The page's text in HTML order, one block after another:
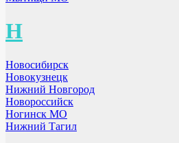
Н
Новосибирск
Новокузнецк
Нижний Новгород
Новороссийск
Ногинск МО
Нижний Тагил